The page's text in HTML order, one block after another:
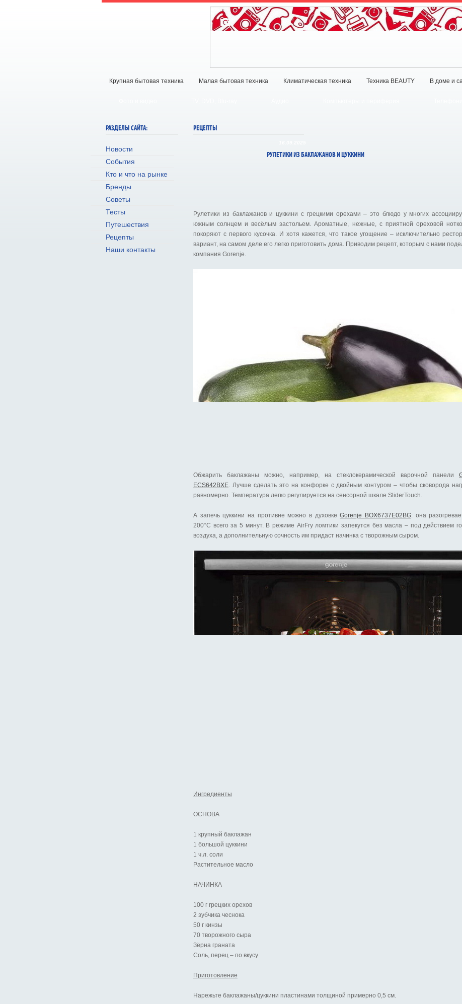
РАЗДЕЛЫ САЙТА:
Новости
События
Кто и что на рынке
Бренды
Советы
Тесты
Путешествия
Рецепты
Наши контакты
РЕЦЕПТЫ
РУЛЕТИКИ ИЗ БАКЛАЖАНОВ И ЦУККИНИ
Рулетики из баклажанов и цуккини с грецкими орехами – это блюдо у многих
южным солнцем и весёлым застольем. Ароматные, нежные, с приятной ореховой
покоряют с первого кусочка. И хотя кажется, что такое угощение – исключительно
вариант, на самом деле его легко приготовить дома. Приводим рецепт, которым с нами
компания Gorenje.
Обжарить баклажаны можно, например, на стеклокерамической варочной панели
ECS642BXE. Лучше сделать это на конфорке с двойным контуром – чтобы сковорода
равномерно. Температура легко регулируется на сенсорной шкале SliderTouch.
А запечь цуккини на противне можно в духовкеGorenje BOX6737E02BG: она
200°C всего за 5 минут. В режиме AirFry ломтики запекутся без масла – под действием
воздуха, а дополнительную сочность им придаст начинка с творожным сыром.
Ингредиенты
ОСНОВА
1 крупный баклажан
1 большой цуккини
1 ч.л. соли
Растительное масло
НАЧИНКА
100 г грецких орехов
2 зубчика чеснока
50 г кинзы
70 творожного сыра
Зёрна граната
Соль, перец – по вкусу
Приготовление
Нарежьте баклажаны/цуккини пластинами толщиной примерно 0,5 см.
Крупная бытовая техника Малая бытовая техника Климатическая техника Техника BEAUTY В доме и